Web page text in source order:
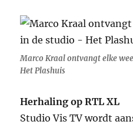
Marco Kraal ontvangt elke
Het Plashuis
Herhaling op RTL XL
Studio Vis TV wordt